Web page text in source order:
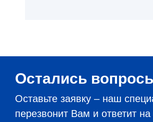
Остались
Оставьте заявку – наш
перезвонит Вам и ответит